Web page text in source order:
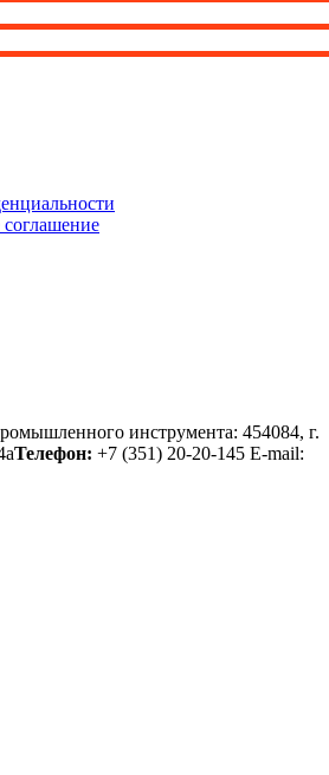
соглашение
инструмента: 454084, г.
Телефон: +7 (351) 20-20-145 E-mail: